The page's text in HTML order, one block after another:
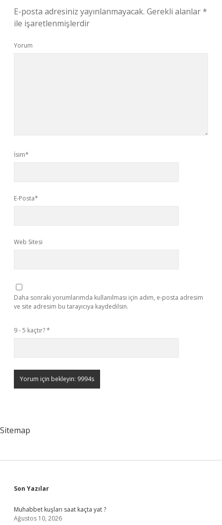
E-posta adresiniz yayınlanmayacak. Gerekli alanlar*
ile işaretlenmişlerdir
Yorum
İsim*
E-Posta*
Web Sitesi
Daha sonraki yorumlarımda kullanılması için adım, e-posta adresim
ve site adresim bu tarayıcıya kaydedilsin.
9 - 5 kaçtır?*
Sitemap
Sidebar
Son Yazılar
Muhabbet kuşları saat kaçta yat ?
Ağustos 10, 2026